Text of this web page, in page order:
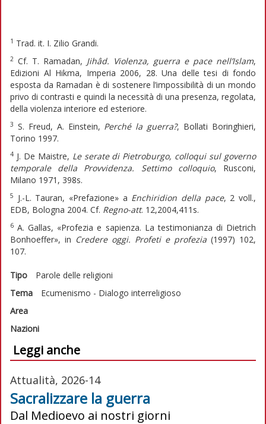
1 Trad. it. I. Zilio Grandi.
2 Cf. T. Ramadan, Jihâd. Violenza, guerra e pace nell’Islam,
Edizioni Al Hikma, Imperia 2006, 28. Una delle tesi di fondo
esposta da Ramadan è di sostenere l’impossibilità di un mondo
privo di contrasti e quindi la necessità di una presenza, regolata,
della violenza interiore ed esteriore.
3 S. Freud, A. Einstein, Perché la guerra?, Bollati Boringhieri,
Torino 1997.
4 J. De Maistre, Le serate di Pietroburgo, colloqui sul governo
temporale della Provvidenza. Settimo colloquio, Rusconi,
Milano 1971, 398s.
5 J.-L. Tauran, «Prefazione» a Enchiridion della pace, 2 voll.,
EDB, Bologna 2004. Cf. Regno-att. 12,2004,411s.
6 A. Gallas, «Profezia e sapienza. La testimonianza di Dietrich
Bonhoeffer», in Credere oggi. Profeti e profezia (1997) 102,
107.
Tipo
Parole delle religioni
Tema
Ecumenismo - Dialogo interreligioso
Area
Nazioni
Leggi anche
Attualità, 2026-14
Sacralizzare la guerra
Dal Medioevo ai nostri giorni